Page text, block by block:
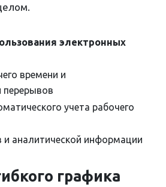
электронных
времени и
перерывов
учета рабочего
и аналитической информации
графика